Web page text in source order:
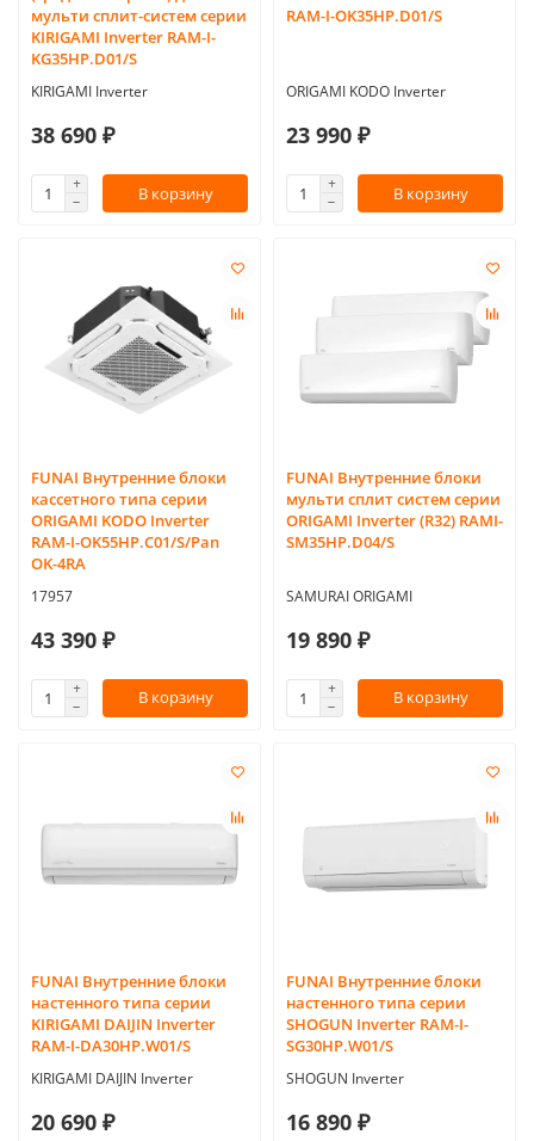
мульти сплит-систем серии
KIRIGAMI Inverter RAM-I-
KG35HP.D01/S
KIRIGAMI Inverter
38 690 ₽
В корзину
RAM-I-OK35HP.D01/S
ORIGAMI KODO Inverter
23 990 ₽
В корзину
FUNAI Внутренние блоки
кассетного типа серии
ORIGAMI KODO Inverter
RAM-I-OK55HP.C01/S/Pan
OK-4RA
17957
43 390 ₽
В корзину
FUNAI Внутренние блоки
мульти сплит систем серии
ORIGAMI Inverter (R32) RAMI-
SM35HP.D04/S
SAMURAI ORIGAMI
19 890 ₽
В корзину
FUNAI Внутренние блоки
настенного типа серии
KIRIGAMI DAIJIN Inverter
RAM-I-DA30HP.W01/S
KIRIGAMI DAIJIN Inverter
20 690 ₽
FUNAI Внутренние блоки
настенного типа серии
SHOGUN Inverter RAM-I-
SG30HP.W01/S
SHOGUN Inverter
16 890 ₽